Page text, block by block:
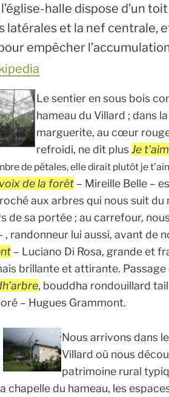
halle dispose d’un
latérales et la nef centrale,
empêcher
Le sentier en sous bois
hameau du Villard ; dans
marguerite, au cœur
refroidi, ne dit plusJe
de pétales, elle dirait plutôt je
de la forêt – Mireille Belle –
aux arbres qui nous suit du
de sa portée ; au carrefour,
, randonneur lui aussi, avant de
– Luciano Di Rosa, grande et
brillante et attirante. Passage
, bouddha rondouillard
– Hugues Grammont.
Nous arrivons dans
Villard où nous
patrimoine rural
chapelle du hameau, les